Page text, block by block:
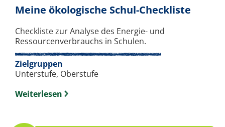
Meine ökologische Schul-Checkliste
Checkliste zur Analyse des Energie- und
Ressourcenverbrauchs in Schulen.
Zielgruppen
Unterstufe, Oberstufe
Weiterlesen